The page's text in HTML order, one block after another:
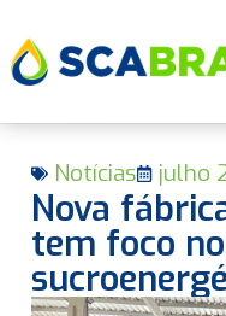
Notícias julho
Nova
tem foco